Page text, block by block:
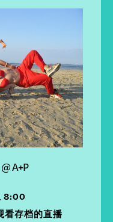
A+P
8:00
看存档的直播